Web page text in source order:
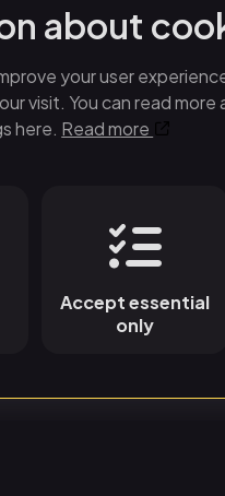
på Linköpings
att Campus
näringsliv i hela
in i domen för att
domproduktionerna
Game delar ut pris
och East Sweden
about
your user
visit. You can read more
here. Read more
Accept essential
only